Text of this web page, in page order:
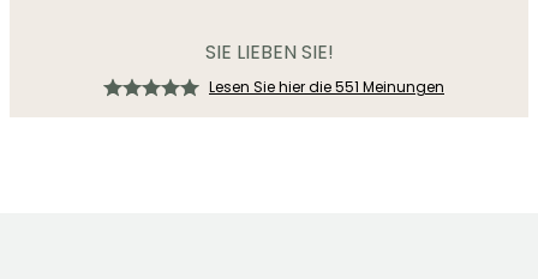
SIE LIEBEN SIE!
Lesen Sie hier die 551 Meinungen